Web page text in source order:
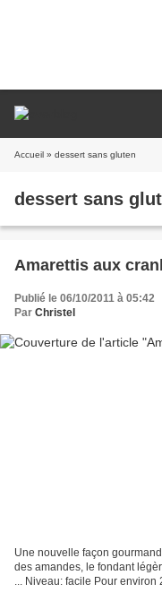
Accueil » dessert sans gluten
dessert sans
Amarettis aux
Publié le 06/10/2011 à 05:42
Par Christel
Une nouvelle façon
des amandes, le fondant
... Niveau: facile Pour